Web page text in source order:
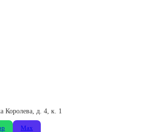
Королева, д. 4, к. 1
Max